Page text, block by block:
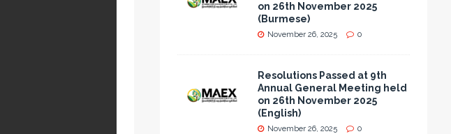
on 26th November 2025
(Burmese)
November 26, 2025 0
Resolutions Passed at 9th
Annual General Meeting held
on 26th November 2025
(English)
November 26, 2025 0